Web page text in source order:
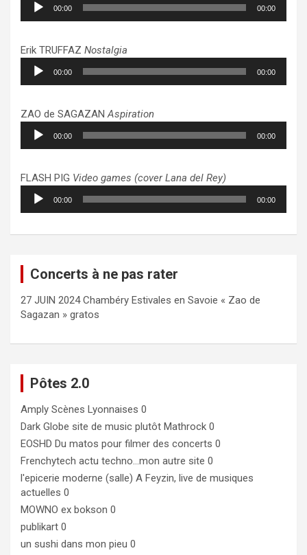
audio
00:00 00:00
Erik TRUFFAZ Nostalgia
Lecteur
audio
00:00 00:00
ZAO de SAGAZANAspiration
Lecteur
audio
00:00 00:00
FLASH PIG Video games (cover Lana del Rey)
Lecteur
audio
00:00 00:00
Concerts à ne pas rater
27 JUIN 2024 Chambéry Estivales en Savoie « Zao de
Sagazan » gratos
Pôtes 2.0
Amply Scènes Lyonnaises 0
Dark Globe site de music plutôt Mathrock 0
EOSHD Du matos pour filmer des concerts 0
Frenchytech actu techno…mon autre site 0
l'epicerie moderne (salle) A Feyzin, live de musiques
actuelles 0
MOWNO ex bokson 0
publikart 0
un sushi dans mon pieu 0